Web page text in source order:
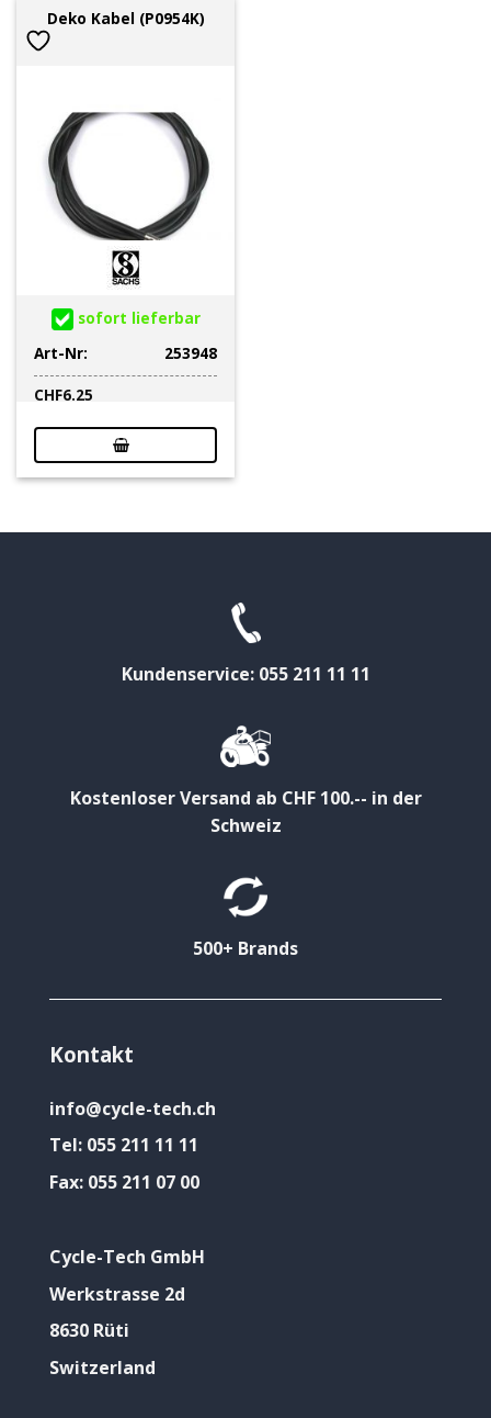
Deko Kabel (P0954K)
sofort lieferbar
Art-Nr:
253948
CHF6.25
Kundenservice: 055 211 11 11
Kostenloser Versand ab CHF 100.-- in der
Schweiz
500+ Brands
Kontakt
info@cycle-tech.ch
Tel: 055 211 11 11
Fax: 055 211 07 00
Cycle-Tech GmbH
Werkstrasse 2d
8630 Rüti
Switzerland